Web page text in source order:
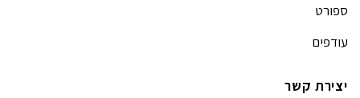
ספורט
עודפים
יצירת קשר